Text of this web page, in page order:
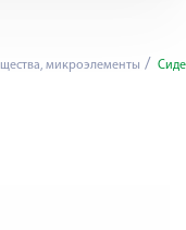
микроэлементы